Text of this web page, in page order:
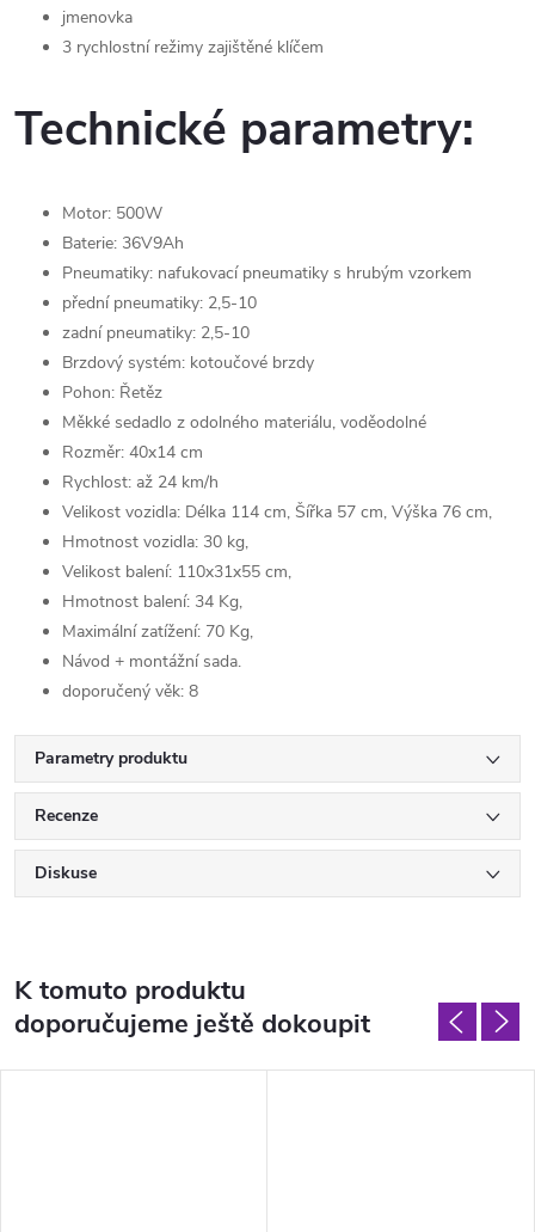
jmenovka
3 rychlostní režimy zajištěné klíčem
Technické parametry:
Motor: 500W
Baterie: 36V9Ah
Pneumatiky: nafukovací pneumatiky s hrubým vzorkem
přední pneumatiky: 2,5-10
zadní pneumatiky: 2,5-10
Brzdový systém: kotoučové brzdy
Pohon: Řetěz
Měkké sedadlo z odolného materiálu, voděodolné
Rozměr: 40x14 cm
Rychlost: až 24 km/h
Velikost vozidla: Délka 114 cm, Šířka 57 cm, Výška 76 cm,
Hmotnost vozidla: 30 kg,
Velikost balení: 110x31x55 cm,
Hmotnost balení: 34 Kg,
Maximální zatížení: 70 Kg,
Návod + montážní sada.
doporučený věk: 8
Parametry produktu
Recenze
Diskuse
K tomuto produktu
doporučujeme ještě dokoupit